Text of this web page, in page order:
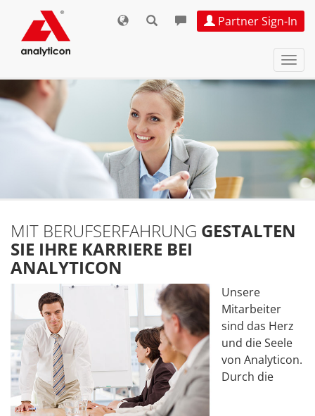
Partner Sign-In
ein-/
MIT BERUFSERFAHRUNG GESTALTEN
SIE IHRE KARRIERE BEI
ANALYTICON
Unsere
Mitarbeiter
sind das Herz
und die Seele
von Analyticon.
Durch die